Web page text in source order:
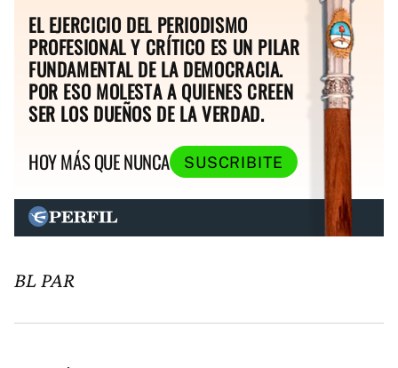
EL EJERCICIO DEL PERIODISMO
PROFESIONAL Y CRÍTICO ES UN PILAR
FUNDAMENTAL DE LA DEMOCRACIA.
POR ESO MOLESTA A QUIENES CREEN
SER LOS DUEÑOS DE LA VERDAD.
HOY MÁS QUE NUNCA
SUSCRIBITE
BL PAR